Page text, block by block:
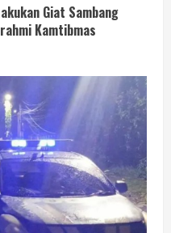
Giat Sambang
Kamtibmas